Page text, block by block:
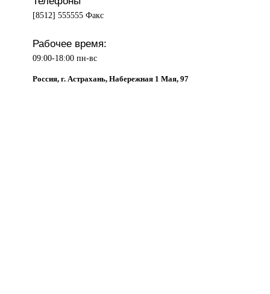
[8512] 555555 Факс
Рабочее время:
09:00-18:00 пн-вс
Россия, г. Астрахань, Набережная 1 Мая, 97